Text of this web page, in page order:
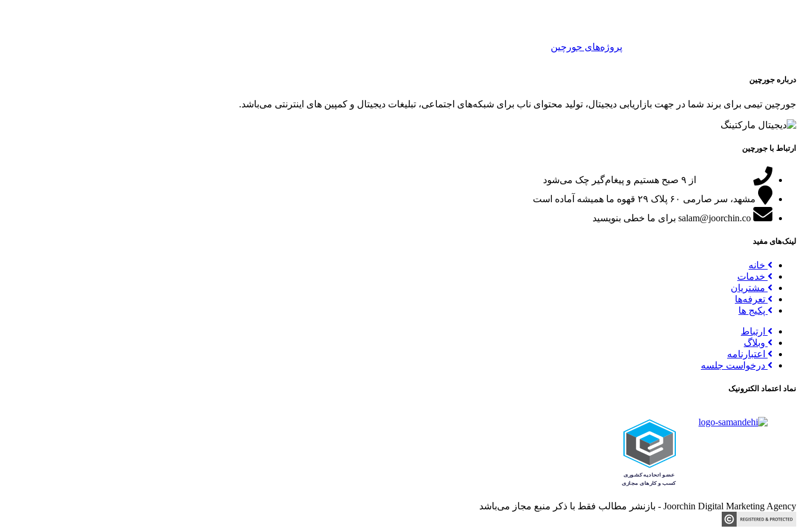
پروژه‌های جورچین
درباره جورچین
جورچین تیمی برای برند شما در جهت بازاریابی دیجیتال، تولید محتوای ناب برای شبکه‌های اجتماعی، تبلیغات دیجیتال و کمپین های اینترنتی می‌باشد.
ارتباط با جورچین
از ۹ صبح هستیم و پیغام‌گیر چک می‌شود
مشهد، سر صارمی ۶۰ پلاک ۲۹
قهوه ما همیشه آماده است
salam@joorchin.co برای ما خطی بنویسید
لینک‌های مفید
خانه
خدمات
مشتریان
تعرفه‌ها
پکیج ها
ارتباط
وبلاگ
اعتبارنامه
درخواست جلسه
نماد اعتماد الکترونیک
Joorchin Digital Marketing Agency - بازنشر مطالب فقط با ذکر منبع مجاز می‌باشد